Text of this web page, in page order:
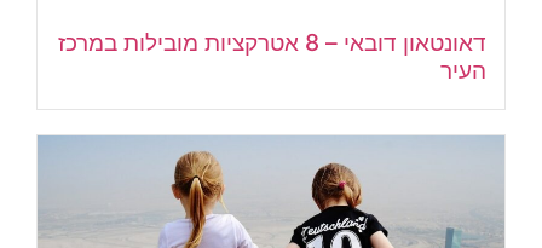
דאונטאון דובאי – 8 אטרקציות מובילות במרכז
העיר